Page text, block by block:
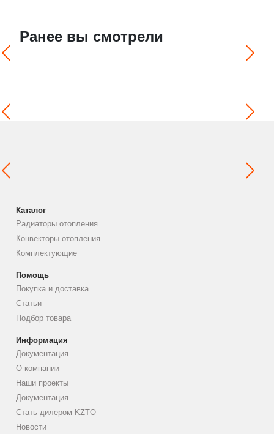
Ранее вы смотрели
Каталог
Радиаторы отопления
Конвекторы отопления
Комплектующие
Помощь
Покупка и доставка
Статьи
Подбор товара
Информация
Документация
О компании
Наши проекты
Документация
Стать дилером KZTO
Новости